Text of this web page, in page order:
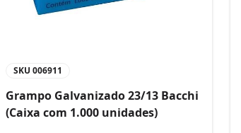
SKU 006911
Grampo Galvanizado 23/13 Bacchi
(Caixa com 1.000 unidades)